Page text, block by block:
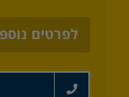
לפרטים